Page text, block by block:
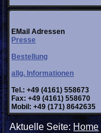
EMail Adressen
Presse
Bestellung
allg. Informationen
Tel.: +49 (4161) 558673
Fax: +49 (4161) 558670
Mobil: +49 (171) 8642635
Aktuelle Seite:Home